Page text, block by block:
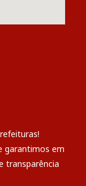
!
garantimos em
transparência